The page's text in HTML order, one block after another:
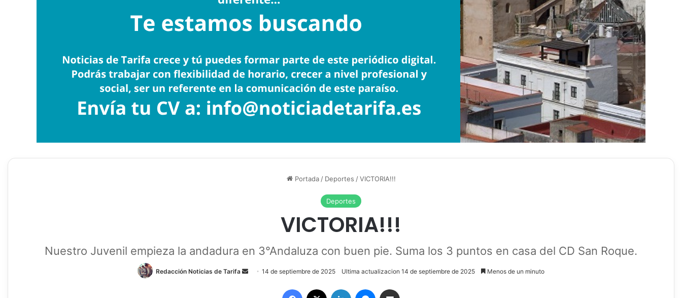
Portada / Deportes / VICTORIA!!!
Deportes
VICTORIA!!!
Nuestro Juvenil empieza la andadura en 3°Andaluza con buen pie. Suma los 3 puntos en casa del CD San Roque.
Redacción Noticias de Tarifa 14 de septiembre de 2025 Ultima actualizacion 14 de septiembre de 2025 Menos de un minuto